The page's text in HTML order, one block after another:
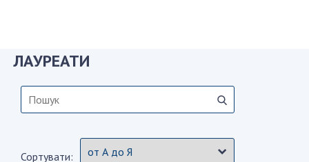
Ради, комітети та комісії
Наукові центри МОН та НАН України
Громадські організації
ЛАУРЕАТИ
Сортувати: